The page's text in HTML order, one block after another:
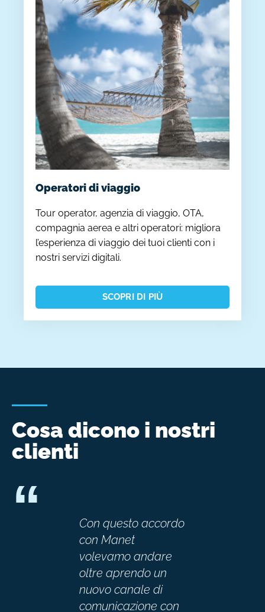
Operatori di viaggio
Tour operator, agenzia di viaggio, OTA,
compagnia aerea e altri operatori: migliora
l’esperienza di viaggio dei tuoi clienti con i
nostri servizi digitali.
SCOPRI DI PIÙ
Cosa dicono i nostri
clienti
“
Con questo accordo
con Manet
volevamo andare
oltre aprendo un
nuovo canale di
comunicazione con